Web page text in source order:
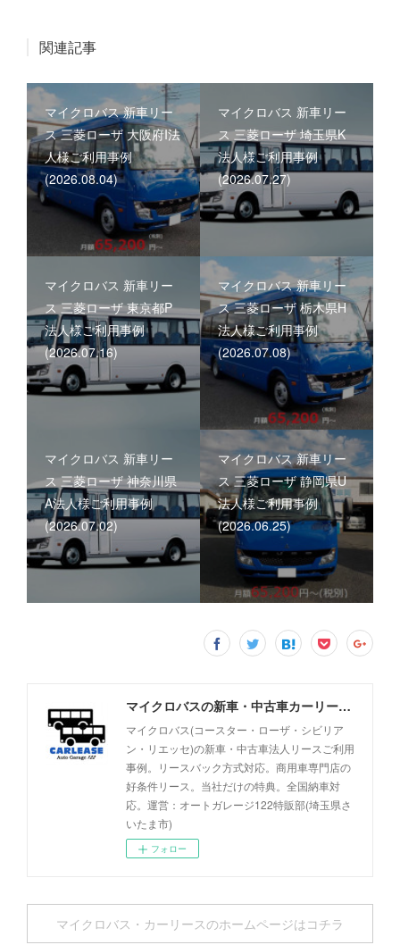
関連記事
マイクロバス 新車リー
ス 三菱ローザ 大阪府I法
人様ご利用事例
(2026.08.04)
マイクロバス 新車リー
ス 三菱ローザ 埼玉県K
法人様ご利用事例
(2026.07.27)
マイクロバス 新車リー
ス 三菱ローザ 東京都P
法人様ご利用事例
(2026.07.16)
マイクロバス 新車リー
ス 三菱ローザ 栃木県H
法人様ご利用事例
(2026.07.08)
マイクロバス 新車リー
ス 三菱ローザ 神奈川県
A法人様ご利用事例
(2026.07.02)
マイクロバス 新車リー
ス 三菱ローザ 静岡県U
法人様ご利用事例
(2026.06.25)
マイクロバスの新車・中古車カーリース事例 - オートガレージ122
マイクロバス(コースター・ローザ・シビリア
ン・リエッセ)の新車・中古車法人リースご利用
事例。リースバック方式対応。商用車専門店の
好条件リース。当社だけの特典。全国納車対
応。運営：オートガレージ122特販部(埼玉県さ
いたま市)
フォロー
マイクロバス・カーリースのホームページはコチラ